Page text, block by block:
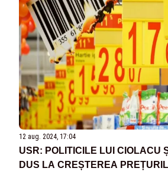
12 aug. 2024, 17:04
USR: POLITICILE LUI CIOLACU
DUS LA CREȘTEREA